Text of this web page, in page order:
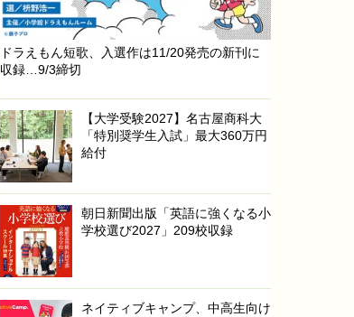
ドラえもん短歌、入選作は11/20発売の新刊に
収録…9/3締切
【大学受験2027】名古屋商科大
「特別奨学生入試」最大360万円
給付
朝日新聞出版「英語に強くなる小
学校選び2027」209校収録
ネイティブキャンプ、中高生向け